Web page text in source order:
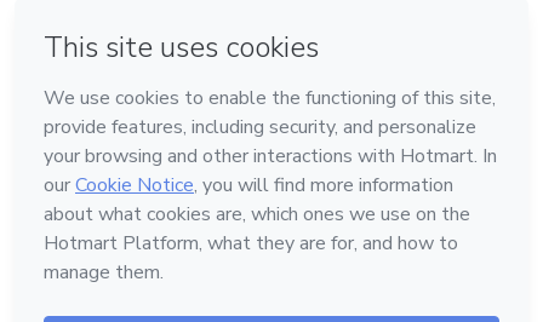
Hecho con❤ en Belo Horizonte
Conoce Hotmart
Idioma
Español